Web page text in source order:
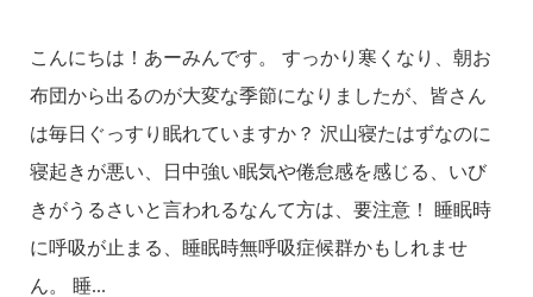
こんにちは！あーみんです。 すっかり寒くなり、朝お
布団から出るのが大変な季節になりましたが、皆さん
は毎日ぐっすり眠れていますか？ 沢山寝たはずなのに
寝起きが悪い、日中強い眠気や倦怠感を感じる、いび
きがうるさいと言われるなんて方は、要注意！ 睡眠時
に呼吸が止まる、睡眠時無呼吸症候群かもしれませ
ん。 睡...